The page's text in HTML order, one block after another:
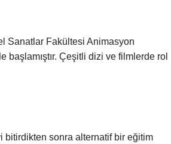
Sanatlar Fakültesi Animasyon
Çeşitli dizi ve filmlerde rol
bitirdikten sonra alternatif bir eğitim